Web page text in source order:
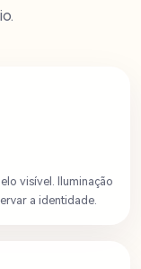
visível. Iluminação
a identidade.